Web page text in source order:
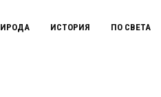
ИСТОРИЯ ПО СВЕТА